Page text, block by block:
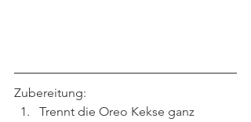
Zubereitung:
Trennt die Oreo Kekse ganz